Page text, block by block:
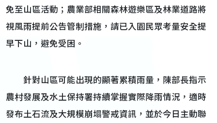
免至山區活動；農業部相關森林遊樂區及林業道路將
視風雨提前公告管制措施，請已入園民眾考量安全提
早下山，避免受困。
針對山區可能出現的顯著累積雨量，陳部長指示
農村發展及水土保持署持續掌握實際降雨情況，適時
發布土石流及大規模崩塌警戒資訊，並於今日主動聯